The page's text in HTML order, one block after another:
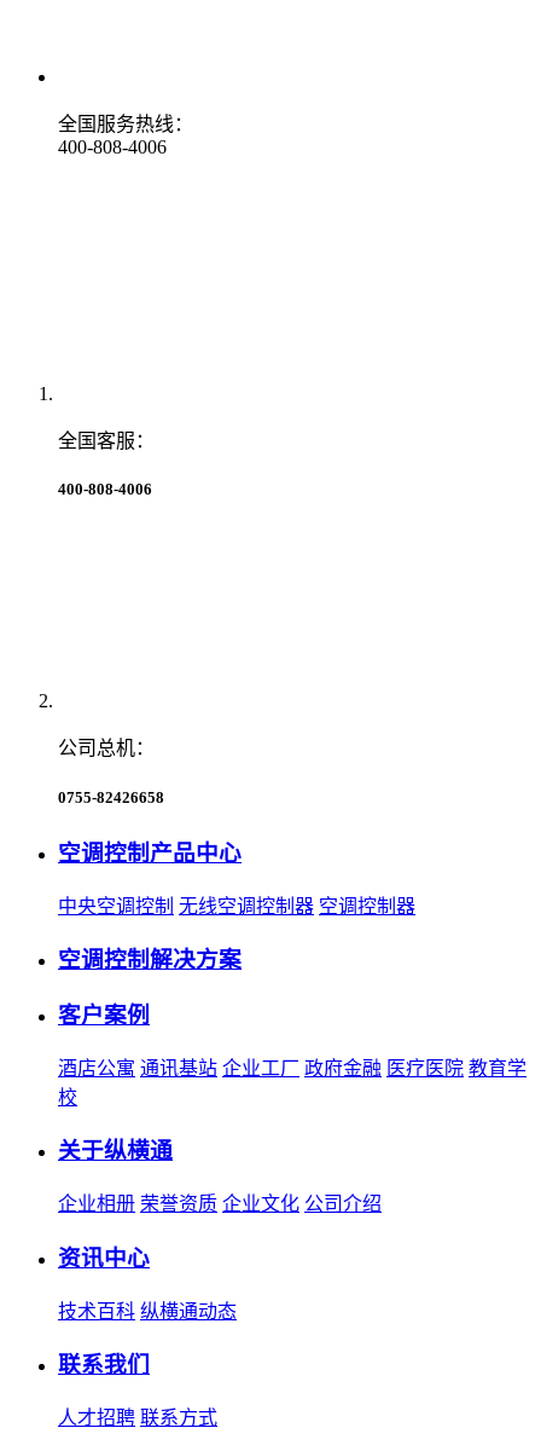
全国服务热线：
400-808-4006
全国客服：
400-808-4006
公司总机：
0755-82426658
空调控制产品中心
中央空调控制 无线空调控制器 空调控制器
空调控制解决方案
客户案例
酒店公寓 通讯基站 企业工厂 政府金融 医疗医院 教育学
校
关于纵横通
企业相册 荣誉资质 企业文化 公司介绍
资讯中心
技术百科 纵横通动态
联系我们
人才招聘 联系方式